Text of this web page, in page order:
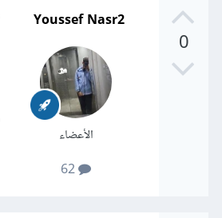
0
Youssef Nasr2
الأعضاء